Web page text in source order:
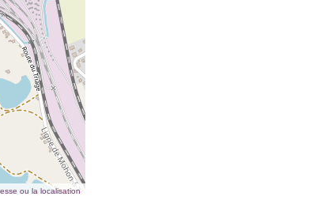
ou la localisation